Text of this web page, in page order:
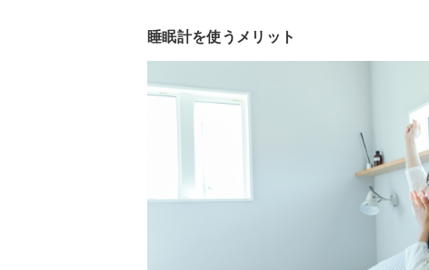
睡眠計を使うメリット